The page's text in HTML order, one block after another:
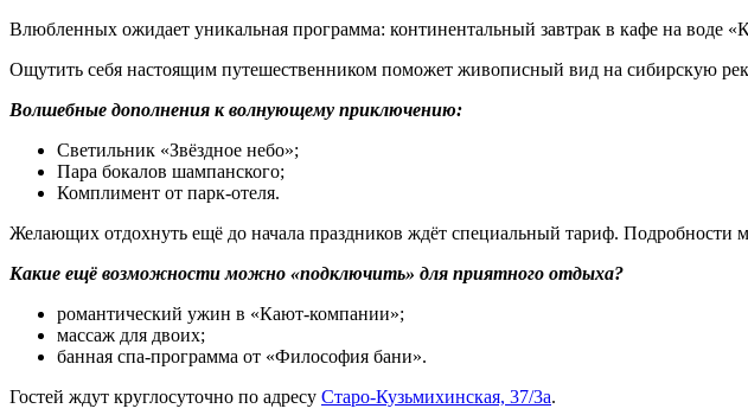
Влюбленных ожидает уникальная программа: континентальный завтрак в кафе на воде
Ощутить себя настоящим путешественником поможет живописный вид на сибирскую
Волшебные дополнения к волнующему приключению:
Светильник «Звёздное небо»;
Пара бокалов шампанского;
Комплимент от парк-отеля.
Желающих отдохнуть ещё до начала праздников ждёт специальный тариф. Подробности
Какие ещё возможности можно «подключить» для приятного отдыха?
романтический ужин в «Кают-компании»;
массаж для двоих;
банная спа-программа от «Философия бани».
Гостей ждут круглосуточно по адресу ​ Старо-Кузьмихинская, 37/3а.